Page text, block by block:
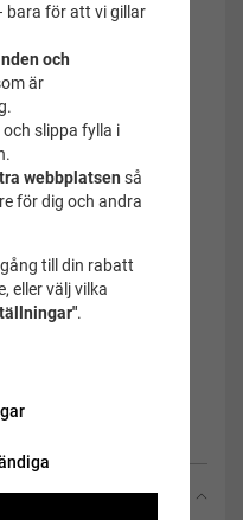
skyddad. Tänk på att
bara för att vi gillar
och
är
och slippa fylla i
webbplatsen så
för dig och andra
till din rabatt
eller välj vilka
.